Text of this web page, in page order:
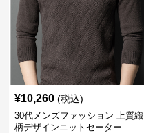
¥10,260 (税込)
30代メンズファッション 上質織
柄デザインニットセーター